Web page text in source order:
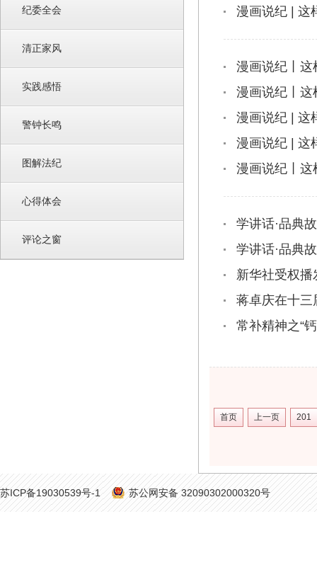
纪委全会
清正家风
实践感悟
警钟长鸣
图解法纪
心得体会
评论之窗
漫画说纪 | 这
漫画说纪丨这
漫画说纪丨这
漫画说纪 | 这
漫画说纪 | 这
漫画说纪丨这
学讲话·品典
学讲话·品典
新华社受权
蒋卓庆在十三
常补精神之“
首页 上一页 201
苏ICP备19030539号-1 苏公网安备 32090302000320号